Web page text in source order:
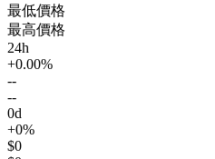
最低價格
最高價格
24h
+0.00%
--
--
0d
+0%
$0